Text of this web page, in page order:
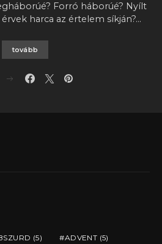
Forró háborúé? Nyílt
harca az értelem síkján?…
tovább
(5) ADVENT (5)